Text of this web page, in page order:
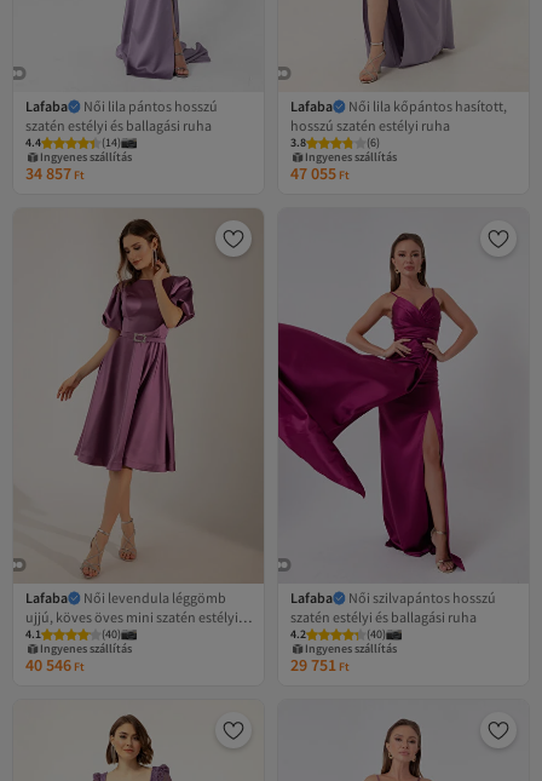
Lafaba
Női lila pántos hosszú
szatén estélyi és ballagási ruha
4.4 (14)
Legalacsonyabb (30 nap)
Ingyenes szállítás
Legalacsonyabb (30 nap)
34 857 Ft
Lafaba
Női lila kőpántos hasított,
hosszú szatén estélyi ruha
3.8 (6)
Ingyenes szállítás
47 055 Ft
Lafaba
Női levendula léggömb
ujjú, köves öves mini szatén estélyi
ruha
4.1 (40)
Ingyenes szállítás
40 546 Ft
Lafaba
Női szilvapántos hosszú
szatén estélyi és ballagási ruha
4.2 (40)
Legalacsonyabb (30 nap)
Ingyenes szállítás
Legalacsonyabb (30 nap)
29 751 Ft